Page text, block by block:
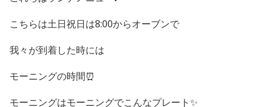
こちらは土日祝日は8:00からオーブンで
我々が到着した時には
モーニングの時間⏰
モーニングはモーニングでこんなプレート✨